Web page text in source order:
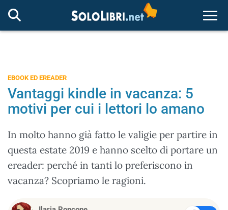
EBOOK ED EREADER
Vantaggi kindle in vacanza: 5
motivi per cui i lettori lo amano
In molto hanno già fatto le valigie per partire in
questa estate 2019 e hanno scelto di portare un
ereader: perché in tanti lo preferiscono in
vacanza? Scopriamo le ragioni.